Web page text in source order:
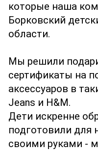
которые наша
Борковский
области.
Мы решили
сертификаты на
аксессуаров в
Jeans и H&M.
Дети искренне
подготовили для
своими руками -